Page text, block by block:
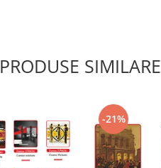
PRODUSE SIMILARE
-21%